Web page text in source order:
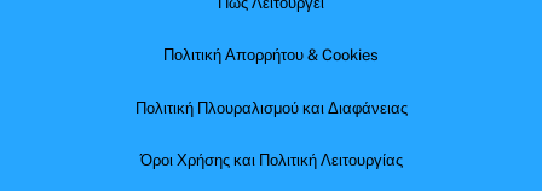
Πολιτική Απορρήτου & Cookies
Πολιτική Πλουραλισμού και Διαφάνειας
Όροι Χρήσης και Πολιτική Λειτουργίας